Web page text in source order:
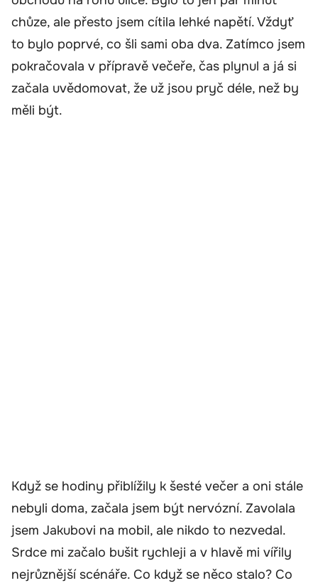
chůze, ale přesto jsem cítila lehké napětí. Vždyť
to bylo poprvé, co šli sami oba dva. Zatímco jsem
pokračovala v přípravě večeře, čas plynul a já si
začala uvědomovat, že už jsou pryč déle, než by
měli být.
Když se hodiny přiblížily k šesté večer a oni stále
nebyli doma, začala jsem být nervózní. Zavolala
jsem Jakubovi na mobil, ale nikdo to nezvedal.
Srdce mi začalo bušit rychleji a v hlavě mi vířily
nejrůznější scénáře. Co když se něco stalo? Co